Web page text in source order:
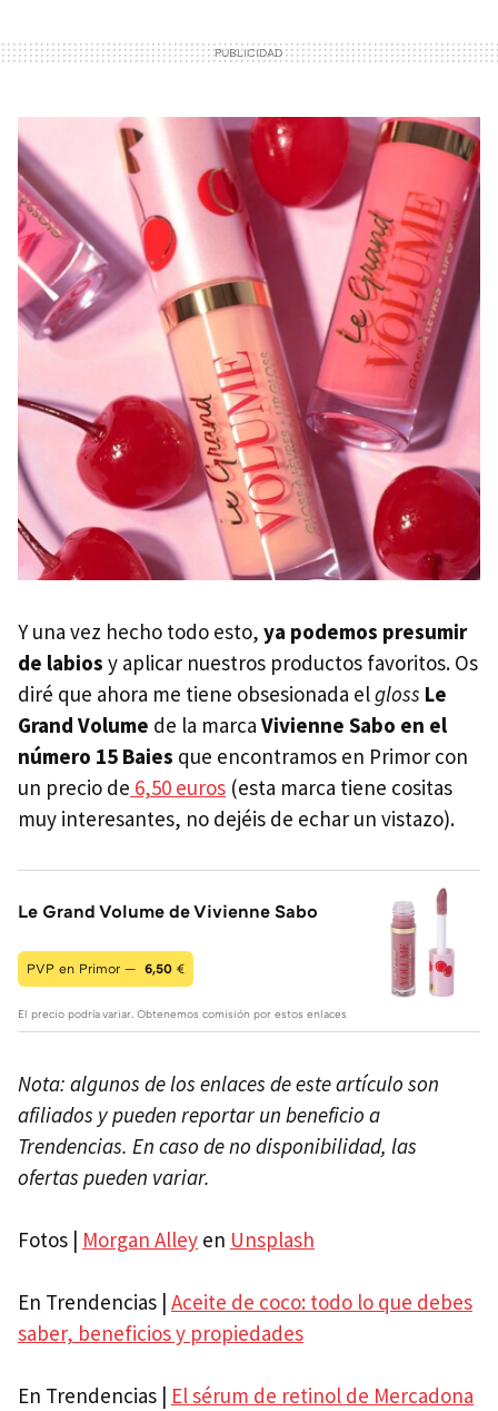
Y una vez hecho todo esto, ya podemos presumir
de labios y aplicar nuestros productos favoritos. Os
diré que ahora me tiene obsesionada elgloss Le
Grand Volume de la marca Vivienne Sabo en el
número 15 Baies que encontramos en Primor con
un precio de 6,50 euros (esta marca tiene cositas
muy interesantes, no dejéis de echar un vistazo).
Le Grand Volume de Vivienne Sabo
PVP en Primor — 6,50 €
El precio podría variar. Obtenemos comisión por estos enlaces
Nota: algunos de los enlaces de este artículo son
afiliados y pueden reportar un beneficio a
Trendencias. En caso de no disponibilidad, las
ofertas pueden variar.
Fotos | Morgan Alley en Unsplash
En Trendencias | Aceite de coco: todo lo que debes
saber, beneficios y propiedades
En Trendencias | El sérum de retinol de Mercadona